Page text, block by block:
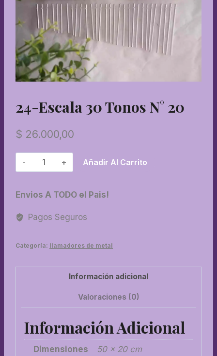
24-Escala 30 Tonos N° 20
$ 26.000,00
24-
Escala
tonos
20
Añadir Al Carrito
Envios A TODO el Pais!
Pagos Seguros
Categoría: llamadores de metal
Información adicional
Valoraciones (0)
Información Adicional
Dimensiones 50 × 20 cm